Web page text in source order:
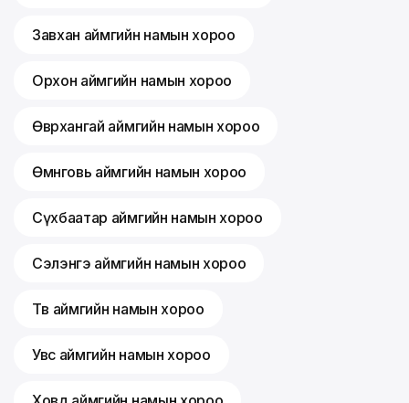
Завхан аймгийн намын хороо
Орхон аймгийн намын хороо
Өвөрхангай аймгийн намын хороо
Өмнөговь аймгийн намын хороо
Сүхбаатар аймгийн намын хороо
Сэлэнгэ аймгийн намын хороо
Төв аймгийн намын хороо
Увс аймгийн намын хороо